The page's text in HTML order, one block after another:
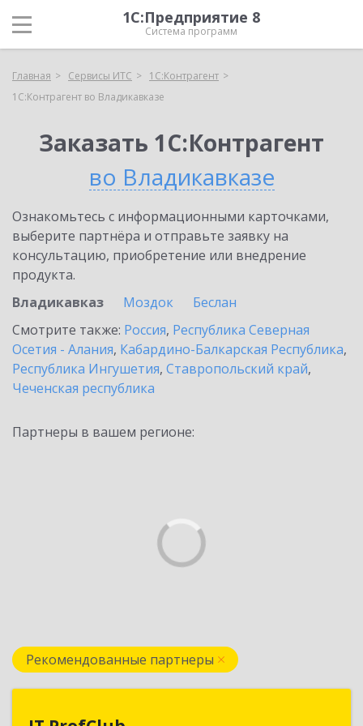
1С:Предприятие 8
Система программ
Главная Сервисы ИТС
1С:Контрагент
1С:Контрагент во Владикавказе
Заказать 1С:Контрагент
во Владикавказе
Ознакомьтесь с информационными карточками,
выберите партнёра и отправьте заявку на
консультацию, приобретение или внедрение
продукта.
Владикавказ
Моздок
Беслан
Смотрите также: Россия, Республика Северная
Осетия - Алания, Кабардино-Балкарская Республика,
Республика Ингушетия, Ставропольский край,
Чеченская республика
Партнеры в вашем регионе:
Рекомендованные партнеры